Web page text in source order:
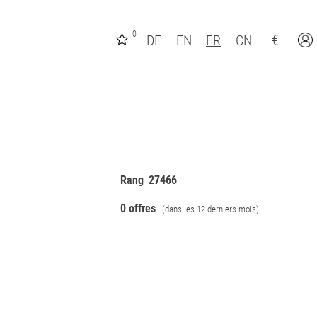
0 DE EN FR CN €
Rang 27466
0 offres (dans les 12 derniers mois)